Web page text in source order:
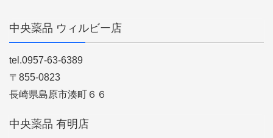
中央薬品 ウィルビー店
tel.0957-63-6389
〒855-0823
長崎県島原市湊町６６
中央薬品 有明店